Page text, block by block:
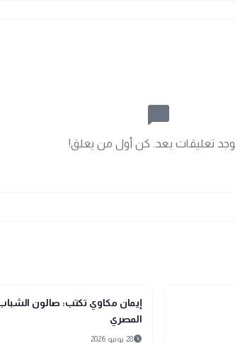
chat_bubble_outline
تعليقات بعد. كن أول من يعلق!
article
مقالات
المصري
schedule28 يونيو 2026